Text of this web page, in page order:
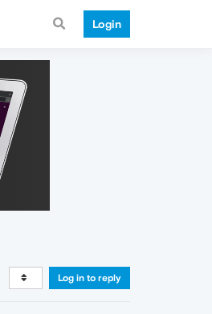
Login
Log in to reply